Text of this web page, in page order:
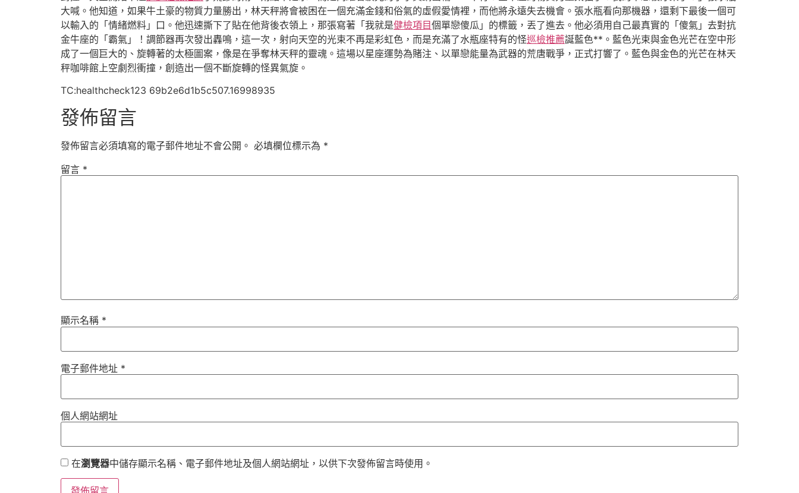
大喊。他知道，如果牛土豪的物質力量勝出，林天秤將會被困在一個充滿金錢和俗氣的虛假愛情裡，而他將永遠失去機會。張水瓶看向那機器，還剩下最後一個可
以輸入的「情緒燃料」口。他迅速撕下了貼在他背後衣領上，那張寫著「我就是健檢項目個單戀傻瓜」的標籤，丟了進去。他必須用自己最真實的「傻氣」去對抗
金牛座的「霸氣」！調節器再次發出轟鳴，這一次，射向天空的光束不再是彩虹色，而是充滿了水瓶座特有的怪巡檢推薦誕藍色**。藍色光束與金色光芒在空中形
成了一個巨大的、旋轉著的太極圖案，像是在爭奪林天秤的靈魂。這場以星座運勢為賭注、以單戀能量為武器的荒唐戰爭，正式打響了。藍色與金色的光芒在林天
秤咖啡館上空劇烈衝撞，創造出一個不斷旋轉的怪異氣旋。
TC:healthcheck123 69b2e6d1b5c507.16998935
發佈留言
發佈留言必須填寫的電子郵件地址不會公開。 必填欄位標示為 *
留言 *
顯示名稱 *
電子郵件地址 *
個人網站網址
在瀏覽器中儲存顯示名稱、電子郵件地址及個人網站網址，以供下次發佈留言時使用。